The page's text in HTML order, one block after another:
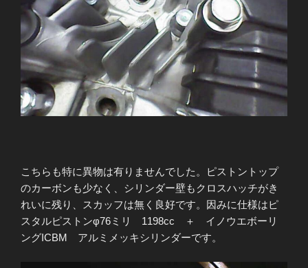
こちらも特に異物は有りませんでした。ピストントップ
のカーボンも少なく、シリンダー壁もクロスハッチがき
れいに残り、スカッフは無く良好です。因みに仕様はピ
スタルピストンφ76ミリ 1198cc ＋ イノウエボーリ
ングICBM アルミメッキシリンダーです。